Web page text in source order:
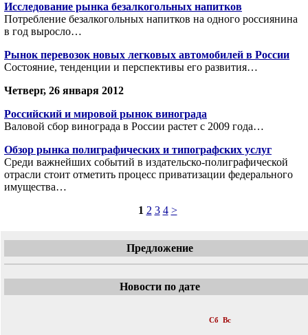
Исследование рынка безалкогольных напитков
Потребление безалкогольных напитков на одного россиянина
в год выросло…
Рынок перевозок новых легковых автомобилей в России
Состояние, тенденции и перспективы его развития…
Четверг, 26 января 2012
Российский и мировой рынок винограда
Валовой сбор винограда в России растет с 2009 года…
Обзор рынка полиграфических и типографских услуг
Среди важнейших событий в издательско-полиграфической
отрасли стоит отметить процесс приватизации федерального
имущества…
1 2 3 4 >
Предложение
Новости по дате
Сб Вс